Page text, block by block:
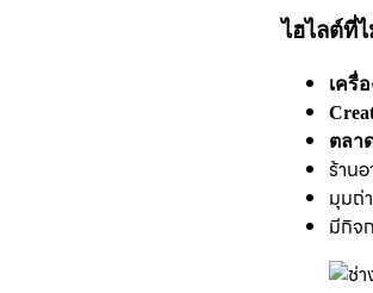
ไฮไลต์ที่
เครื่
ตลา
ร้าน
มุมถ่
มีกิจ